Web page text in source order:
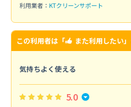
利用業者： KTクリーンサポート
この利用者は「 また利用したい
気持ちよく使える
5.0